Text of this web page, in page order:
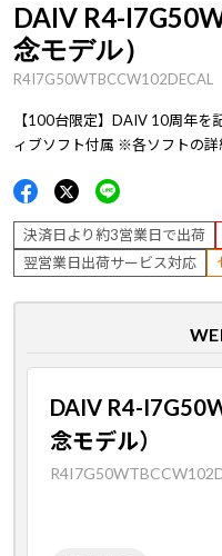
DAIV R4-
念モデル）
R4I7G50WTBCCW102DECAL
【100台限定】DAIV 10周年を
ィブソフト付属 ※各ソフトの
決済日より約3営業日で出荷
翌営業日出荷サービス対応
DAIV R4-
念モデル）